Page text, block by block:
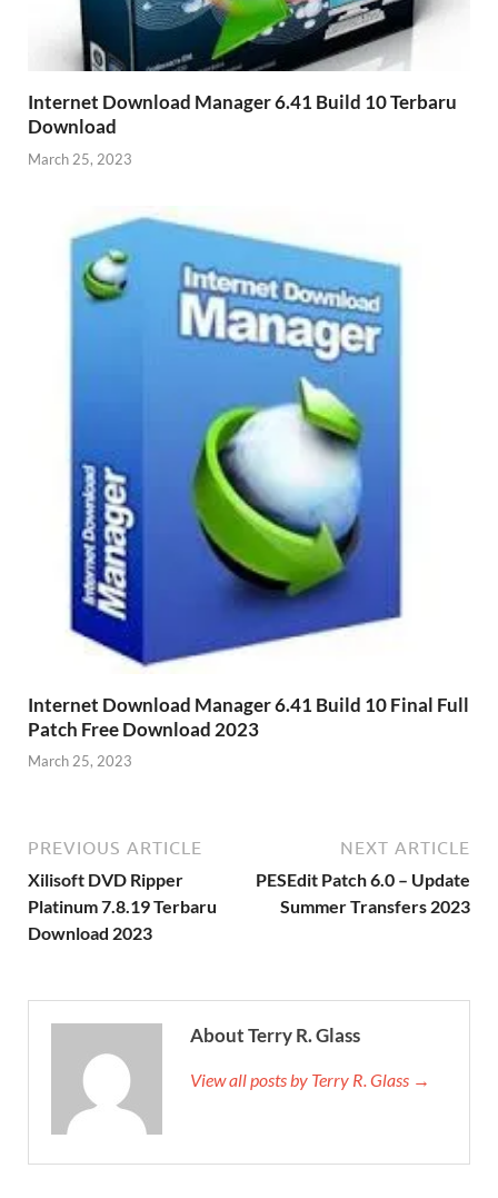
Internet Download Manager 6.41 Build 10 Terbaru
Download
March 25, 2023
Internet Download Manager 6.41 Build 10 Final Full
Patch Free Download 2023
March 25, 2023
PREVIOUS ARTICLE
Xilisoft DVD Ripper
Platinum 7.8.19 Terbaru
Download 2023
NEXT ARTICLE
PESEdit Patch 6.0 – Update
Summer Transfers 2023
About Terry R. Glass
View all posts by Terry R. Glass →